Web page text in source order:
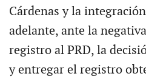
Cárdenas y la
adelante, ante la
registro al PRD, la
y entregar el registro